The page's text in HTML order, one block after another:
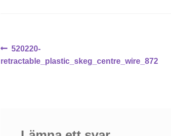
Inläggsnavigering
Föregående
inlägg:
520220-
retractable_plastic_skeg_centre_wire_872